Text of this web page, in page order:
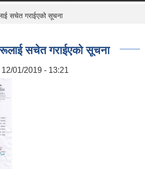
सचेत गराईएको सूचना
सचेत गराईएको सूचना
12/01/2019 - 13:21